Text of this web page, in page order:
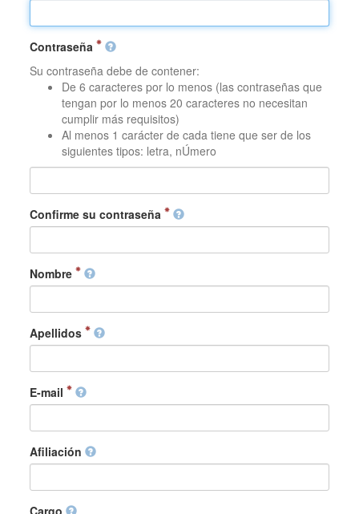
Contraseña
Su contraseña debe de contener:
De 6 caracteres por lo menos (las contraseñas que
tengan por lo menos 20 caracteres no necesitan
cumplir más requisitos)
Al menos 1 carácter de cada tiene que ser de los
siguientes tipos: letra, nÚmero
Confirme su contraseña
Nombre
Apellidos
E-mail
Afiliación
Cargo